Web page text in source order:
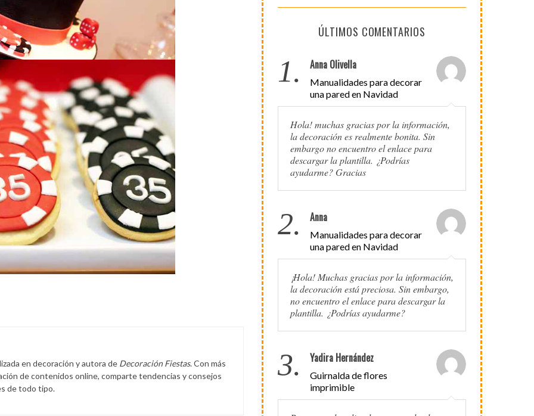
en decoración y autora de Decoración Fiestas. Con más
de contenidos online, comparte tendencias y consejos
de todo tipo.
ÚLTIMOS COMENTARIOS
1. Anna Olivella
Manualidades para decorar
una pared en Navidad
Hola! muchas gracias por la información,
la decoración es realmente bonita. Sin
embargo no encuentro el enlace para
descargar la plantilla. ¿Podrías
ayudarme? Gracias
2. Anna
Manualidades para decorar
una pared en Navidad
¡Hola! Muchas gracias por la información,
la decoración está preciosa. Sin embargo,
no encuentro el enlace para descargar la
plantilla. ¿Podrías ayudarme?
3. Yadira Hernández
Guirnalda de flores
imprimible